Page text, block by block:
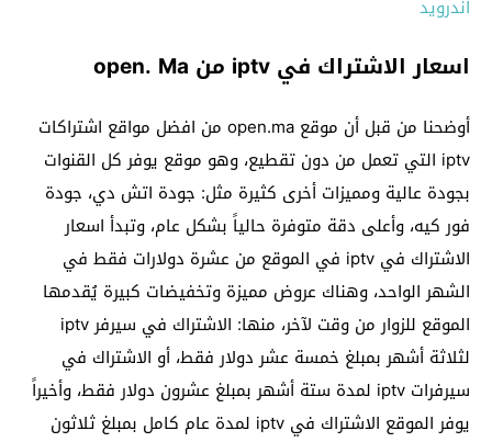
أندرويد
اسعار الاشتراك في iptv من open. Ma
أوضحنا من قبل أن موقع open.ma من افضل مواقع اشتراكات
iptv التي تعمل من دون تقطيع، وهو موقع يوفر كل القنوات
بجودة عالية ومميزات أخرى كثيرة مثل: جودة اتش دي، جودة
فور كيه، وأعلى دقة متوفرة حالياً بشكل عام، وتبدأ اسعار
الاشتراك في iptv في الموقع من عشرة دولارات فقط في
الشهر الواحد، وهناك عروض مميزة وتخفيضات كبيرة يُقدمها
الموقع للزوار من وقت لآخر، منها: الاشتراك في سيرفر iptv
لثلاثة أشهر بمبلغ خمسة عشر دولار فقط، أو الاشتراك في
سيرفرات iptv لمدة ستة أشهر بمبلغ عشرون دولار فقط، وأخيراً
يوفر الموقع الاشتراك في iptv لمدة عام كامل بمبلغ ثلاثون